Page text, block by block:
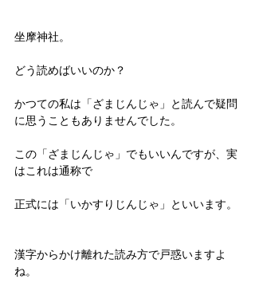
坐摩神社。
どう読めばいいのか？
かつての私は「ざまじんじゃ」と読んで疑問
に思うこともありませんでした。
この「ざまじんじゃ」でもいいんですが、実
はこれは通称で
正式には「いかすりじんじゃ」といいます。
漢字からかけ離れた読み方で戸惑いますよ
ね。